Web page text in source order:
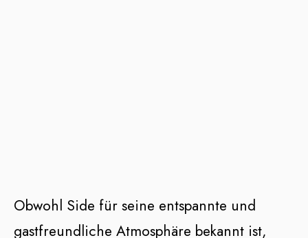
Obwohl Side für seine entspannte und
gastfreundliche Atmosphäre bekannt ist,